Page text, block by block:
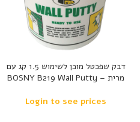
דבק שפכטל מוכן לשימוש 1.5 קג עם
מרית – BOSNY B219 Wall Putty
Login to see prices